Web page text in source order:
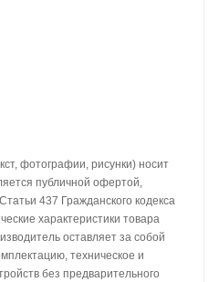
фотографии, рисунки) носит
публичной офертой,
437 Гражданского кодекса
характеристики товара
оставляет за собой
техническое и
без предварительного